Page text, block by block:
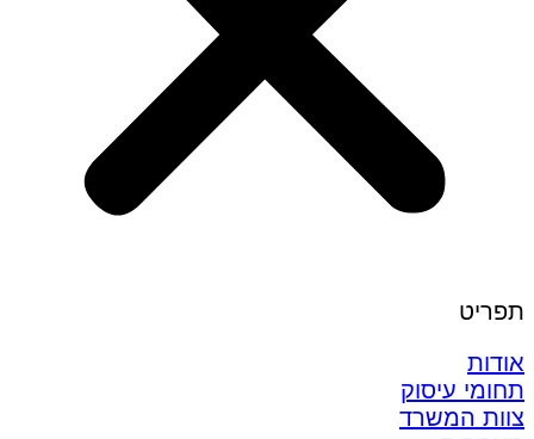
תפריט
אודות
תחומי עיסוק
צוות המשרד